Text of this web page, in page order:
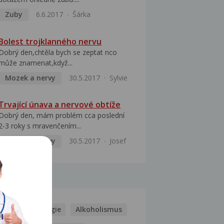
Zuby
6.6.2017 Šárka
trojklanného nervu
Dobrý den,chtěla bych se zeptat nco
znamenat,když...
Mozek a nervy
30.5.2017 Sylvie
únava a nervové obtíže
Dobrý den, mám problém cca poslední
3 roky s mravenčením...
Mozek a nervy
30.5.2017 Josef
Kašel Alergie Alkoholismus